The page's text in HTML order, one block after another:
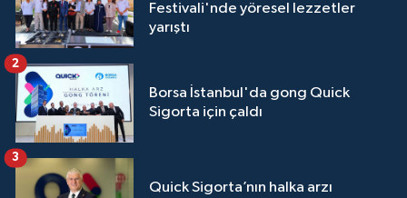
Festivali'nde yöresel lezzetler
yarıştı
Borsa İstanbul'da gong Quick
Sigorta için çaldı
2
Quick Sigorta’nın halka arzı
3